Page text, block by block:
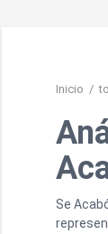
Inicio /
Se